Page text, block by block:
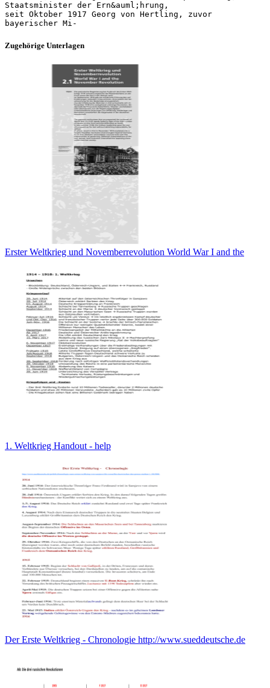
Zugehörige Unterlagen
Erster Weltkrieg und Novemberrevolution World War I and the
1. Weltkrieg Handout - help
Der Erste Weltkrieg - Chronologie http://www.sueddeutsche.de